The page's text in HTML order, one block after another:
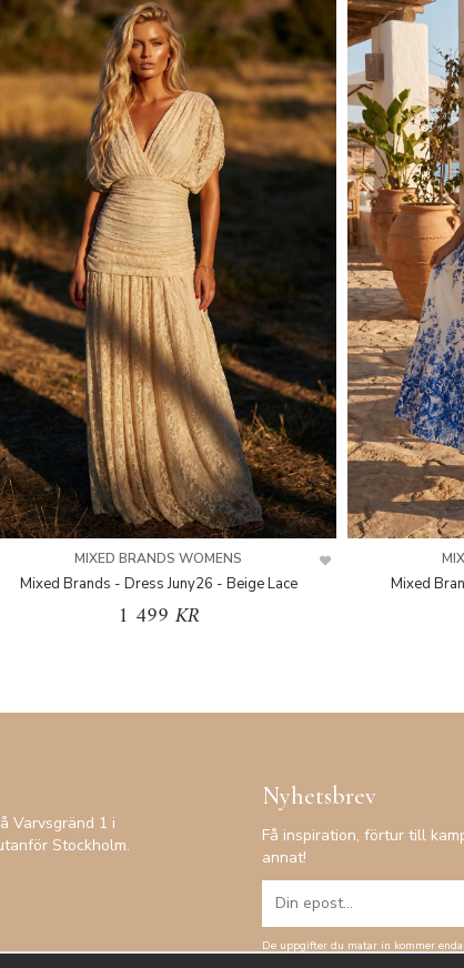
MIXED BRANDS WOMENS
Mixed Brands - Dress Juny26 - Beige Lace
1 499 KR
Mixed
Varvsgränd 1 i
Stockholm.
Nyhetsbrev
Få inspiration, förtur till
annat!
De uppgifter du matar in kommer